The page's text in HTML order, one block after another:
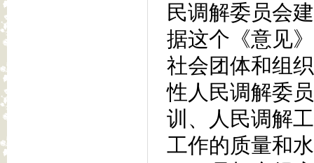
民调解委员会
据这个《意见
社会团体和组
性人民调解委
训、人民调解
工作的质量和